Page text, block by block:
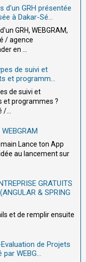
d'un GRH présentée
à Dakar-Sé...
GRH, WEBGRAM,
/ agence
en ...
de suivi et
et programm...
de suivi et
et programmes ?
/...
Lance ton App
au lancement sur
GRATUITS
& SPRING
et de remplir ensuite
de Projets
WEBG...